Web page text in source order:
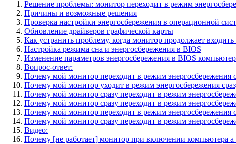
Решение проблемы: монитор переходит в режим
Причины и возможные решения
Проверка настройки энергосбережения в операционной
Обновление драйверов графической карты
Как устранить проблему, когда монитор продолжает
Настройка режима сна и энергосбережения в BIOS
Изменение параметров энергосбережения в BIOS
Вопрос-ответ:
Почему мой монитор переходит в режим энергосбережения
Почему мой монитор уходит в режим энергосбережения
Почему мой монитор сразу переходит в режим
Почему мой монитор сразу переходит в режим
Почему мой монитор переходит в режим энергосбережения
Почему мой монитор сразу переходит в режим
Видео:
Почему [не работает] монитор при включении компьютера а